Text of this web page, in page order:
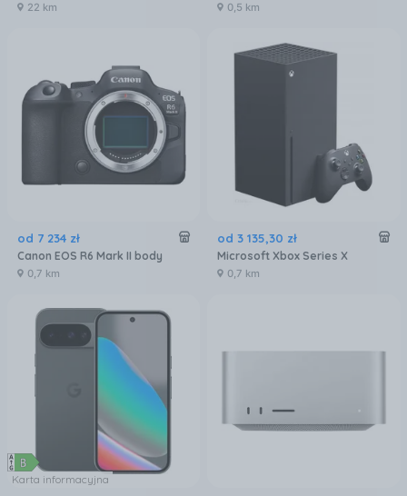
22 km 0,5 km
od 7 234 zł
Canon EOS R6 Mark II body
0,7 km
od 3 135,30 zł
Microsoft Xbox Series X
0,7 km
Karta informacyjna